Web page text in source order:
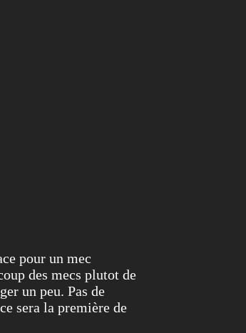
pour un mec
des mecs plutot de
un peu. Pas de
sera la première de